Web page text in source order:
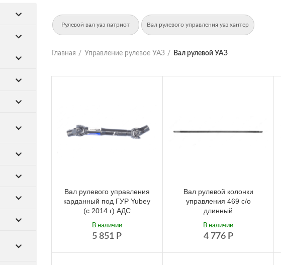
Рулевой вал уаз патриот Вал рулевого управления уаз хантер
Главная Управление рулевое УАЗ Вал рулевой УАЗ
Вал рулевого управления
карданный под ГУР Yubey
(c 2014 г) АДС
5 851 Р
В наличии
Вал рулевой колонки
управления 469 с/о
длинный
4 776 Р
В наличии